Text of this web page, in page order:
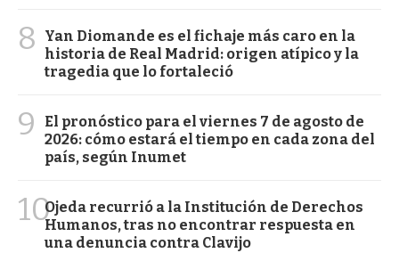
8
Yan Diomande es el fichaje más caro en la
historia de Real Madrid: origen atípico y la
tragedia que lo fortaleció
9
El pronóstico para el viernes 7 de agosto de
2026: cómo estará el tiempo en cada zona del
país, según Inumet
10Ojeda recurrió a la Institución de Derechos
Humanos, tras no encontrar respuesta en
una denuncia contra Clavijo